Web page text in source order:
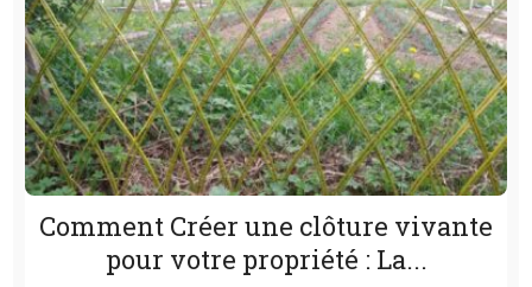
Comment Créer une clôture vivante
pour votre propriété : La...